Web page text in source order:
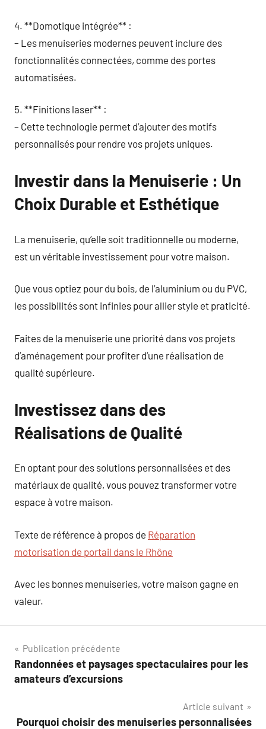
4. **Domotique intégrée** :
– Les menuiseries modernes peuvent inclure des
fonctionnalités connectées, comme des portes
automatisées.
5. **Finitions laser** :
– Cette technologie permet d’ajouter des motifs
personnalisés pour rendre vos projets uniques.
Investir dans la Menuiserie : Un
Choix Durable et Esthétique
La menuiserie, qu’elle soit traditionnelle ou moderne,
est un véritable investissement pour votre maison.
Que vous optiez pour du bois, de l’aluminium ou du PVC,
les possibilités sont infinies pour allier style et praticité.
Faites de la menuiserie une priorité dans vos projets
d’aménagement pour profiter d’une réalisation de
qualité supérieure.
Investissez dans des
Réalisations de Qualité
En optant pour des solutions personnalisées et des
matériaux de qualité, vous pouvez transformer votre
espace à votre maison.
Texte de référence à propos de Réparation
motorisation de portail dans le Rhône
Avec les bonnes menuiseries, votre maison gagne en
valeur.
Navigation
de
Publication précédente
Randonnées et paysages spectaculaires pour les
amateurs d’excursions
Article suivant
Pourquoi choisir des menuiseries personnalisées